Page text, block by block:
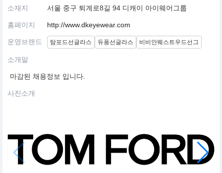
소재지 서울 중구 퇴계로8길 94 디캐이 아이웨어그룹
홈페이지 http://www.dkeyewear.com
운영브랜드 탐포드선글라스 듀퐁선글라스 비비안웨스트우드선그
소개말
마감된 채용정보 입니다.
사진소개